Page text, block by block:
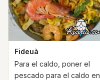
Fideuà
Para el caldo, poner el
pescado para el caldo en